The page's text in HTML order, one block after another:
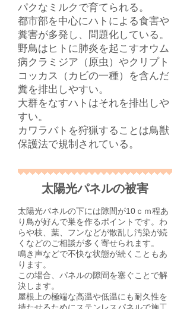
パクなミルクで育てられる。
都市部を中心にハトによる食害や
糞害が多発し、問題化している。
野鳥はヒトに肺炎を起こすオウム
病クラミジア（原虫）やクリプト
コッカス（カビの一種）を含んだ
糞を排出しやすい。
大群をなすハトはそれを排出しや
すい。
カワラバトを狩猟することは鳥獣
保護法で規制されている。
太陽光パネルの被害
太陽光パネルの下には隙間が10ｃｍ程あ
り鳥が好んで巣を作るポイントです。わ
らや枝、葉、フンなどが散乱し汚染が続
くなどのご相談が多く寄せられます。
​鳴き声などで不快な状態が続くこともあ
ります。
​この場合、パネルの隙間を塞ぐことで解
決します。
​屋根上の極端な高温や低温にも耐久性を